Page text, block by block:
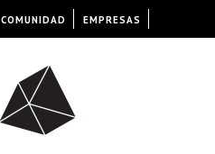
COMUNIDAD EMPRESAS